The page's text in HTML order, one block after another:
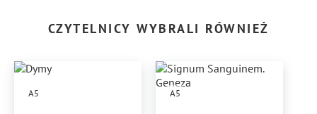
CZYTELNICY WYBRALI RÓWNIEŻ
A5 A5